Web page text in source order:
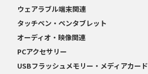
ウェアラブル端末関連
タッチペン・ペンタブレット
オーディオ・映像関連
PCアクセサリー
USBフラッシュメモリー・メディアカード